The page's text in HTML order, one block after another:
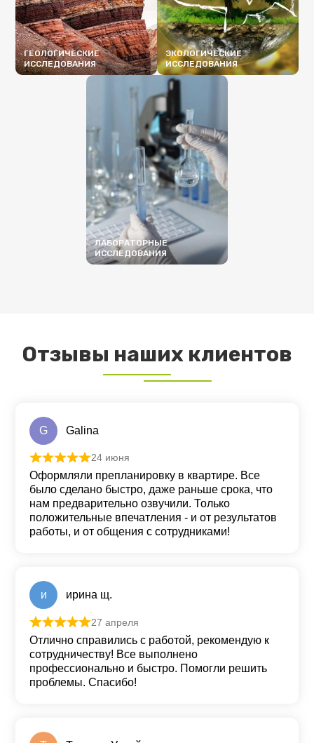
ГЕОЛОГИЧЕСКИЕ
ИССЛЕДОВАНИЯ
ЭКОЛОГИЧЕСКИЕ
ИССЛЕДОВАНИЯ
ЛАБОРАТОРНЫЕ
ИССЛЕДОВАНИЯ
Отзывы наших клиентов
G Galina
Оценка
24 июня
Оформляли препланировку в квартире. Все
было сделано быстро, даже раньше срока, что
нам предварительно озвучили. Только
положительные впечатления - и от результатов
работы, и от общения с сотрудниками!
и ирина щ.
Оценка5 из 5
27 апреля
Отлично справились с работой, рекомендую к
сотрудничеству! Все выполнено
профессионально и быстро. Помогли решить
проблемы. Спасибо!